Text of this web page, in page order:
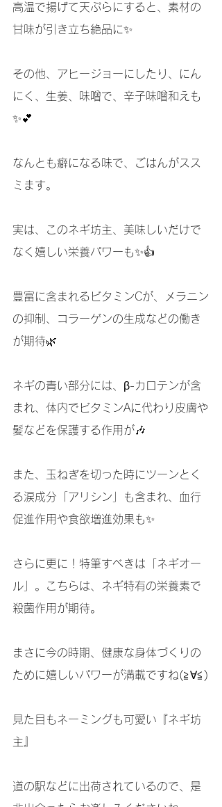
高温で揚げて天ぷらにすると、素材の
甘味が引き立ち絶品に✨
その他、アヒージョーにしたり、にん
にく、生姜、味噌で、辛子味噌和えも
✨💕
なんとも癖になる味で、ごはんがスス
ミます。
実は、このネギ坊主、美味しいだけで
なく嬉しい栄養パワーも✨👍
豊富に含まれるビタミンCが、メラニン
の抑制、コラーゲンの生成などの働き
が期待🌿
ネギの青い部分には、β-カロテンが含
まれ、体内でビタミンAに代わり皮膚や
髪などを保護する作用が🎶
また、玉ねぎを切った時にツーンとく
る涙成分「アリシン」も含まれ、血行
促進作用や食欲増進効果も✨
さらに更に！特筆すべきは「ネギオー
ル」。こちらは、ネギ特有の栄養素で
殺菌作用が期待。
まさに今の時期、健康な身体づくりの
ために嬉しいパワーが満載ですね(≧∀≦)
見た目もネーミングも可愛い『ネギ坊
主』
道の駅などに出荷されているので、是